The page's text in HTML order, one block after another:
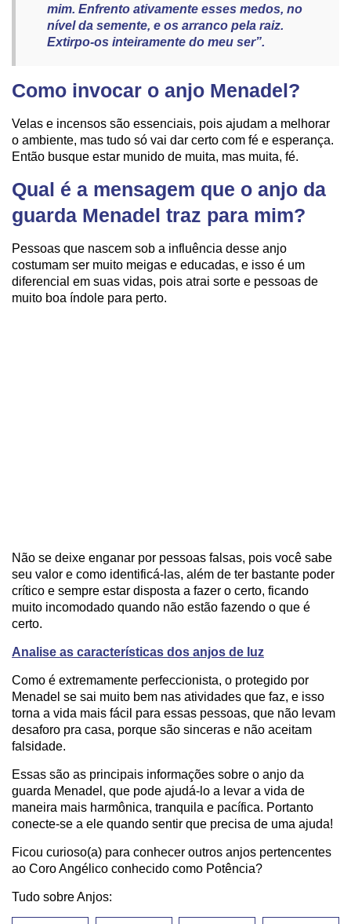
mim. Enfrento ativamente esses medos, no
nível da semente, e os arranco pela raiz.
Extirpo-os inteiramente do meu ser”.
Como invocar o anjo Menadel?
Velas e incensos são essenciais, pois ajudam a melhorar
o ambiente, mas tudo só vai dar certo com fé e esperança.
Então busque estar munido de muita, mas muita, fé.
Qual é a mensagem que o anjo da
guarda Menadel traz para mim?
Pessoas que nascem sob a influência desse anjo
costumam ser muito meigas e educadas, e isso é um
diferencial em suas vidas, pois atrai sorte e pessoas de
muito boa índole para perto.
Não se deixe enganar por pessoas falsas, pois você sabe
seu valor e como identificá-las, além de ter bastante poder
crítico e sempre estar disposta a fazer o certo, ficando
muito incomodado quando não estão fazendo o que é
certo.
Analise as características dos anjos de luz
Como é extremamente perfeccionista, o protegido por
Menadel se sai muito bem nas atividades que faz, e isso
torna a vida mais fácil para essas pessoas, que não levam
desaforo pra casa, porque são sinceras e não aceitam
falsidade.
Essas são as principais informações sobre o anjo da
guarda Menadel, que pode ajudá-lo a levar a vida de
maneira mais harmônica, tranquila e pacífica. Portanto
conecte-se a ele quando sentir que precisa de uma ajuda!
Ficou curioso(a) para conhecer outros anjos pertencentes
ao Coro Angélico conhecido como Potência?
Tudo sobre Anjos: